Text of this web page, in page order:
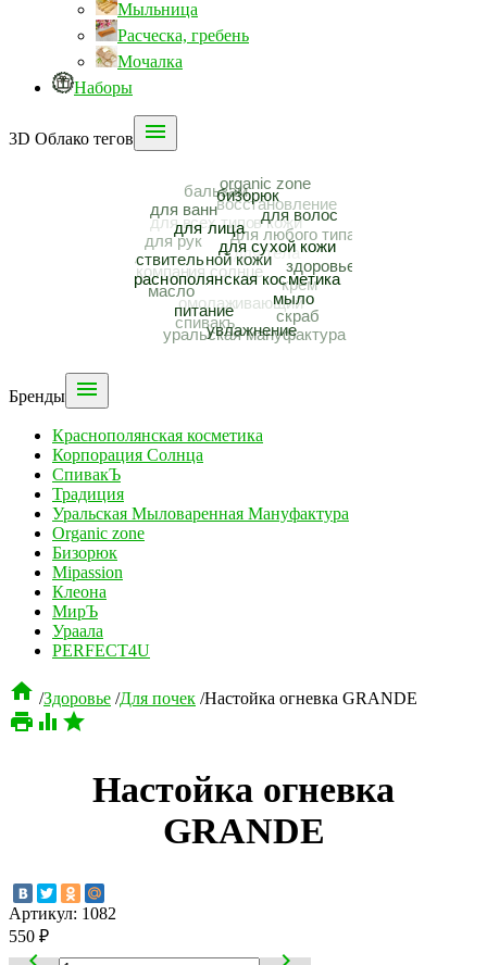
Мыльница
Расческа, гребень
Мочалка
Наборы
3D Облако тегов 
Бренды 
Краснополянская косметика
Корпорация Солнца
СпивакЪ
Традиция
Уральская Мыловаренная Мануфактура
Organic zone
Бизорюк
Mipassion
Клеона
МирЪ
Ураала
PERFECT4U
 /Здоровье /Для почек /Настойка огневка GRANDE
  
Настойка огневка
GRANDE
Артикул: 1082
550 ₽